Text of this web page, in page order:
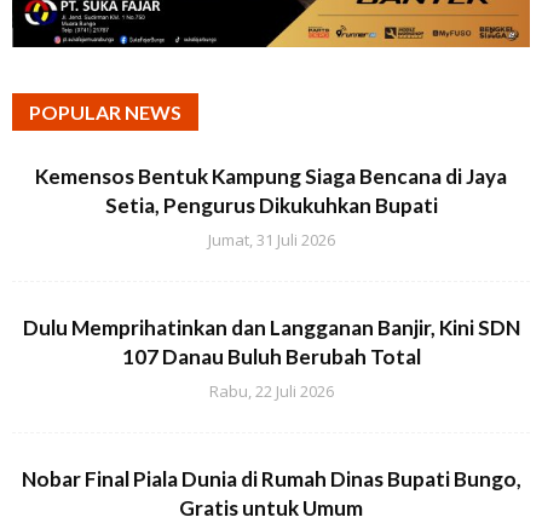
POPULAR NEWS
Kemensos Bentuk Kampung Siaga Bencana di Jaya
Setia, Pengurus Dikukuhkan Bupati
Jumat, 31 Juli 2026
Dulu Memprihatinkan dan Langganan Banjir, Kini SDN
107 Danau Buluh Berubah Total
Rabu, 22 Juli 2026
Nobar Final Piala Dunia di Rumah Dinas Bupati Bungo,
Gratis untuk Umum